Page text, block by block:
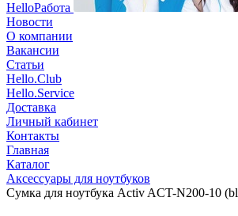
HelloРабота
Новости
О компании
Вакансии
Статьи
Hello.Club
Hello.Service
Доставка
Личный кабинет
Контакты
Главная
Каталог
Аксессуары для ноутбуков
Сумка для ноутбука Activ ACT-N200-10